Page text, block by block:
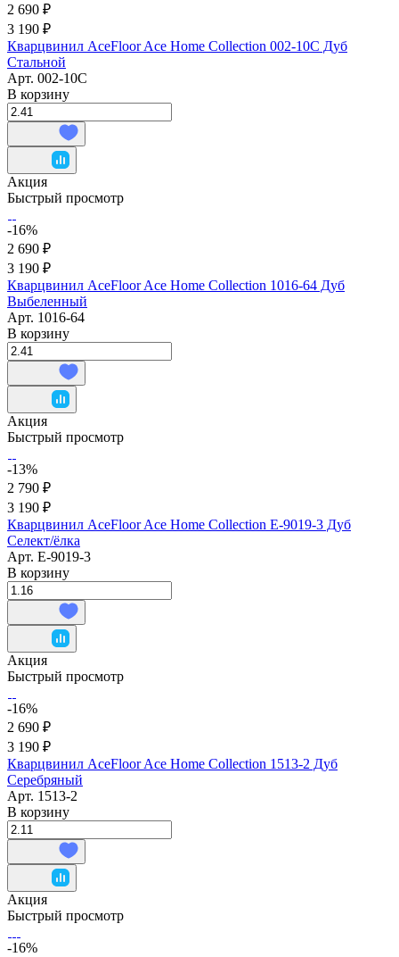
2 690 ₽
3 190 ₽
Кварцвинил AceFloor Ace Home Collection 002-10С Дуб
Стальной
Арт. 002-10С
В корзину
Акция
Быстрый просмотр
-16%
2 690 ₽
3 190 ₽
Кварцвинил AceFloor Ace Home Collection 1016-64 Дуб
Выбеленный
Арт. 1016-64
В корзину
Акция
Быстрый просмотр
-13%
2 790 ₽
3 190 ₽
Кварцвинил AceFloor Ace Home Collection E-9019-3 Дуб
Селект/ёлка
Арт. E-9019-3
В корзину
Акция
Быстрый просмотр
-16%
2 690 ₽
3 190 ₽
Кварцвинил AceFloor Ace Home Collection 1513-2 Дуб
Серебряный
Арт. 1513-2
В корзину
Акция
Быстрый просмотр
-16%